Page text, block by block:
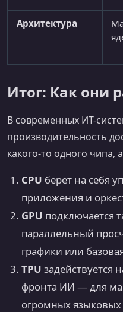
Архитектура
Итог: Как они
В современных ИТ-
производительность
какого-то одного чипа,
CPU берет на себя
приложения и
GPU подключается
параллельный
графики или
TPU задействуется
фронта ИИ — для
огромных